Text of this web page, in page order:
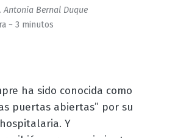
Antonia Bernal Duque
~ 3 minutos
ha sido conocida como
puertas abiertas” por su
Y